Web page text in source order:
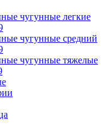
чугунные легкие
чугунные средний
чугунные тяжелые